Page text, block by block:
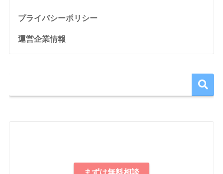
プライバシーポリシー
運営企業情報
まずは無料相談